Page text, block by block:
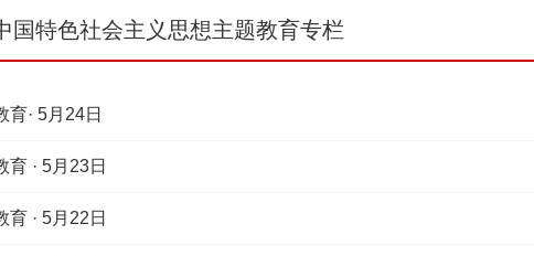
国特色社会主义思想主题教育专栏
育· 5月24日
育 · 5月23日
育 · 5月22日